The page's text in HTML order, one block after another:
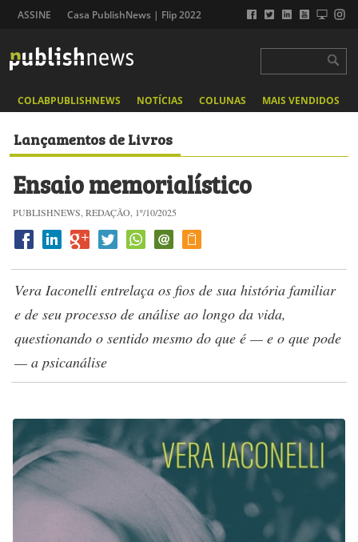
ASSINE Casa PublishNews | Flip 2022
COLABPUBLISHNEWS NOTÍCIAS COLUNAS MAIS VENDIDOS
Lançamentos de Livros
Ensaio memorialístico
PUBLISHNEWS, REDAÇÃO, 1º/10/2025
Vera Iaconelli entrelaça os fios de sua história familiar
e de seu processo de análise ao longo da vida,
questionando o sentido mesmo do que é — e o que pode
— a psicanálise